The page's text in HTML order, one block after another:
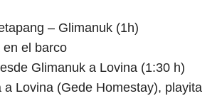
– Glimanuk (1h)
en el barco
Glimanuk a Lovina (1:30 h)
a Lovina (Gede Homestay), playita